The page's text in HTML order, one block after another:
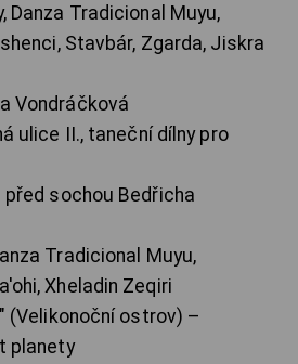
Danza Tradicional Muyu,
Stavbár, Zgarda, Jiskra
Vondráčková
ulice II., taneční dílny pro
sochou Bedřicha
Tradicional Muyu,
Xheladin Zeqiri
(Velikonoční ostrov) –
planety